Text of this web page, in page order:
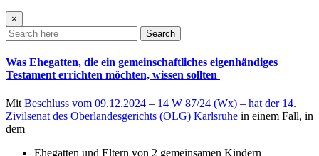
×
Search
Was Ehegatten, die ein gemeinschaftliches eigenhändiges
Testament errichten möchten, wissen sollten
Mit Beschluss vom 09.12.2024 – 14 W 87/24 (Wx) – hat der 14.
Zivilsenat des Oberlandesgerichts (OLG) Karlsruhe in einem Fall, in
dem
Ehegatten und Eltern von 2 gemeinsamen Kindern